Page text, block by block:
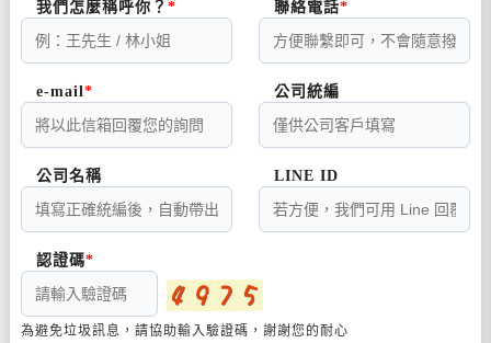
我們怎麼稱呼你？ 聯絡電話
e-mail 公司統編
公司名稱 LINE ID
認證碼
為避免垃圾訊息，請協助輸入驗證碼，謝謝您的耐心